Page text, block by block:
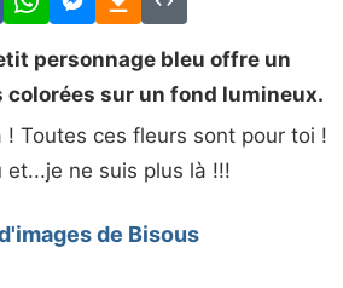
personnage bleu offre un
colorées sur un fond lumineux.
! Toutes ces fleurs sont pour toi !
et...je ne suis plus là !!!
de Bisous